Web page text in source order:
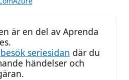
är en del av Aprenda
besök seriesidan där du
händelser och